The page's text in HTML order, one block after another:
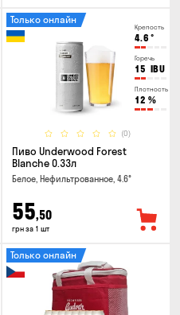
Крепость
4.6 °
Горечь
15 IBU
Плотность
12 %
(0)
Только онлайн
Пиво Underwood Forest
Blanche 0.33л
Белое, Нефильтрованное, 4.6°
55,50
грн за 1 шт
Только онлайн